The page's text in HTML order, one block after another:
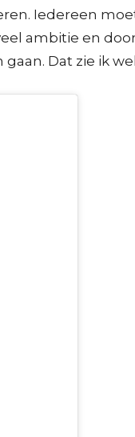
Iedereen
ambitie en
Dat zie ik